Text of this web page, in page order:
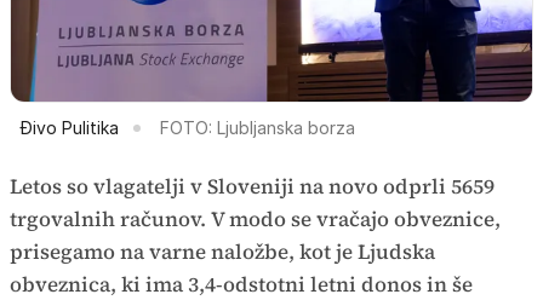
Đivo Pulitika FOTO: Ljubljanska borza
Letos so vlagatelji v Sloveniji na novo odprli 5659
trgovalnih računov. V modo se vračajo obveznice,
prisegamo na varne naložbe, kot je Ljudska
obveznica, ki ima 3,4-odstotni letni donos in še